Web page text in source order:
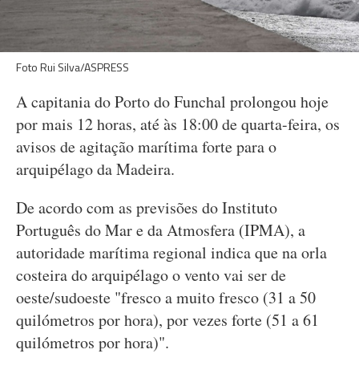
Foto Rui Silva/ASPRESS
A capitania do Porto do Funchal prolongou hoje
por mais 12 horas, até às 18:00 de quarta-feira, os
avisos de agitação marítima forte para o
arquipélago da Madeira.
De acordo com as previsões do Instituto
Português do Mar e da Atmosfera (IPMA), a
autoridade marítima regional indica que na orla
costeira do arquipélago o vento vai ser de
oeste/sudoeste "fresco a muito fresco (31 a 50
quilómetros por hora), por vezes forte (51 a 61
quilómetros por hora)".